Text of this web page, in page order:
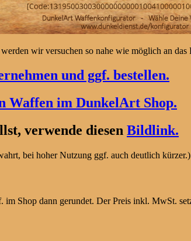
wir versuchen so nahe wie möglich an
und ggf. bestellen.
Waffen im DunkelArt Shop.
verwende diesen Bildlink.
bei hoher Nutzung ggf. auch deutlich kürzer.)
Shop dann gerundet. Der Preis inkl. MwSt.